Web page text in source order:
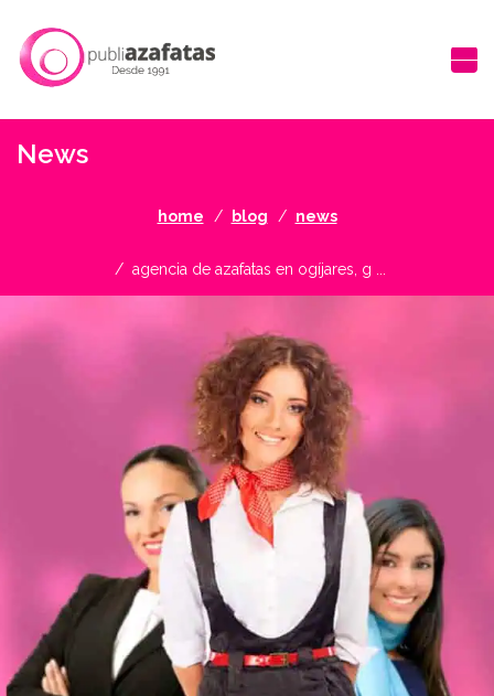
News
home blog news
agencia de azafatas en ogíjares, g ...